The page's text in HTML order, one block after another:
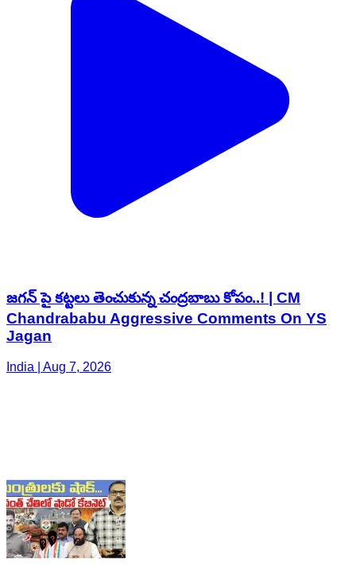
జగన్ పై కట్టలు తెంచుకున్న చంద్రబాబు కోపం..! | CM
Chandrababu Aggressive Comments On YS
Jagan
India | Aug 7, 2026